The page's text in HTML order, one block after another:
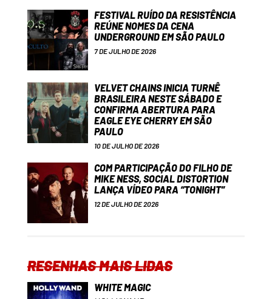
FESTIVAL RUÍDO DA RESISTÊNCIA
REÚNE NOMES DA CENA
UNDERGROUND EM SÃO PAULO
7 DE JULHO DE 2026
VELVET CHAINS INICIA TURNÊ
BRASILEIRA NESTE SÁBADO E
CONFIRMA ABERTURA PARA
EAGLE EYE CHERRY EM SÃO
PAULO
10 DE JULHO DE 2026
COM PARTICIPAÇÃO DO FILHO DE
MIKE NESS, SOCIAL DISTORTION
LANÇA VÍDEO PARA “TONIGHT”
12 DE JULHO DE 2026
RESENHAS MAIS LIDAS
WHITE MAGIC